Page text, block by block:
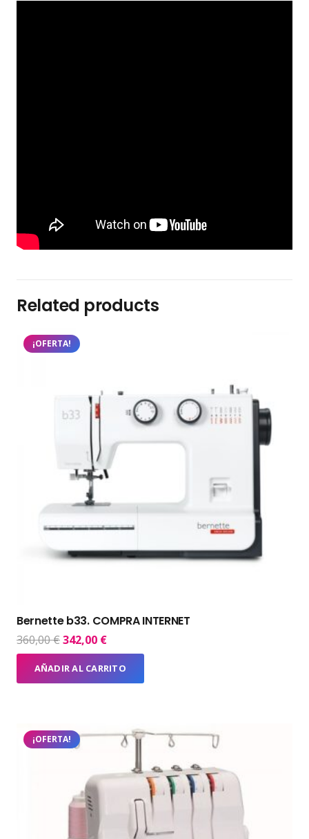
Related products
¡OFERTA!
Bernette b33. COMPRA INTERNET
360,00€El
precio
original
342,00 €El
precio
actual
AÑADIR AL CARRITO
¡OFERTA!